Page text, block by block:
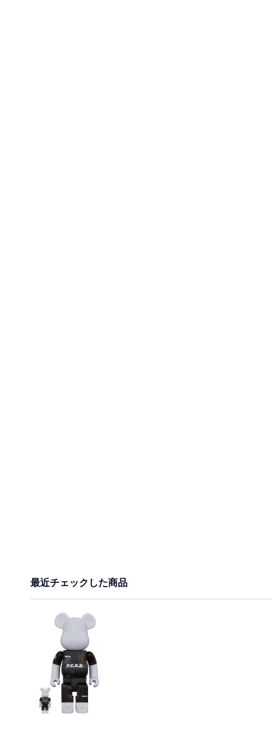
最近チェックした商品